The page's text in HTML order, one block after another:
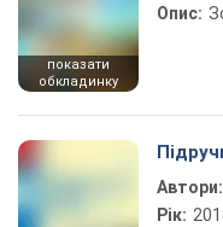
показати
обкладинку
Опис:
Автори:
Рік: